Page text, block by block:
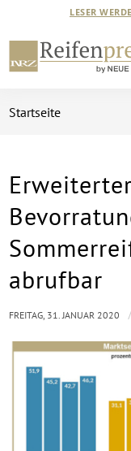
LESER
Startseite
Erweiterter
abrufbar
FREITAG, 31. JANUAR 2020 /